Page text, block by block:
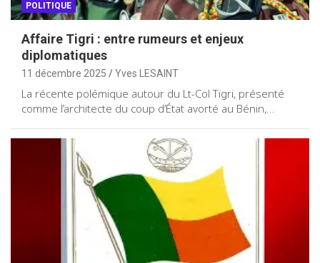
POLITIQUE
Affaire Tigri : entre rumeurs et enjeux
diplomatiques
11 décembre 2025 Yves LESAINT
La récente polémique autour du Lt-Col Tigri, présenté
comme l’architecte du coup d’État avorté au Bénin,…